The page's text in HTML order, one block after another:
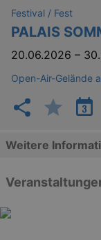
Festival / Fest
PALAIS
20.06.2026 –
Open-Air-Gelände
Weitere